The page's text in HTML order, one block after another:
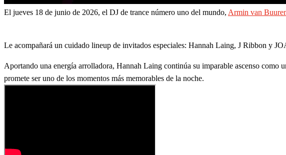
El jueves 18 de junio de 2026, el DJ de trance número uno del mundo, Armin van
Le acompañará un cuidado lineup de invitados especiales: Hannah Laing, J Ribbon y
Aportando una energía arrolladora, Hannah Laing continúa su imparable ascenso
promete ser uno de los momentos más memorables de la noche.